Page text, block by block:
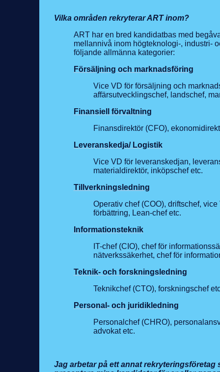
Vilka områden rekryterar ART inom?
ART har en bred kandidatbas med
mellannivå inom högteknologi-, industri-
följande allmänna kategorier:
Försäljning och marknadsföring
Vice VD för försäljning och
affärsutvecklingschef, landschef,
Finansiell förvaltning
Finansdirektör (CFO),
Leveranskedja/ Logistik
Vice VD för leveranskedjan,
materialdirektör, inköpschef etc.
Tillverkningsledning
Operativ chef (COO), driftschef,
förbättring, Lean-chef etc.
Informationsteknik
IT-chef (CIO), chef för
nätverkssäkerhet, chef för
Teknik- och forskningsledning
Teknikchef (CTO), forskningschef
Personal- och juridikledning
Personalchef (CHRO),
advokat etc.
Jag arbetar på ett annat rekryteringsföretag